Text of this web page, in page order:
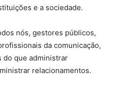
e a sociedade.
nós, gestores públicos,
da comunicação,
do que administrar
relacionamentos.